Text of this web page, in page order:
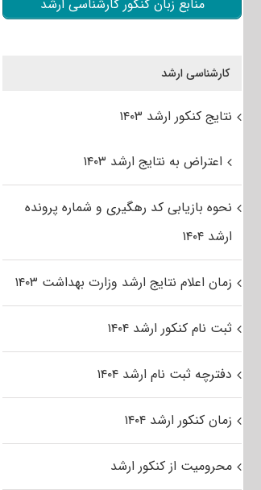
منابع زبان کنکور کارشناسی ارشد
کارشناسی ارشد
نتایج کنکور ارشد ۱۴۰۳
اعتراض به نتایج ارشد ۱۴۰۳
نحوه بازیابی کد رهگیری و شماره پرونده
ارشد ۱۴۰۴
زمان اعلام نتایج ارشد وزارت بهداشت ۱۴۰۳
ثبت نام کنکور ارشد ۱۴۰۴
دفترچه ثبت نام ارشد ۱۴۰۴
زمان کنکور ارشد ۱۴۰۴
محرومیت از کنکور ارشد